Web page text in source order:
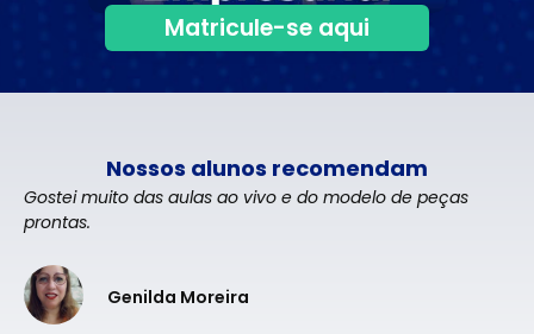
Matricule-se aqui
Nossos alunos recomendam
Gostei muito das aulas ao vivo e do modelo de peças
prontas.
Genilda Moreira